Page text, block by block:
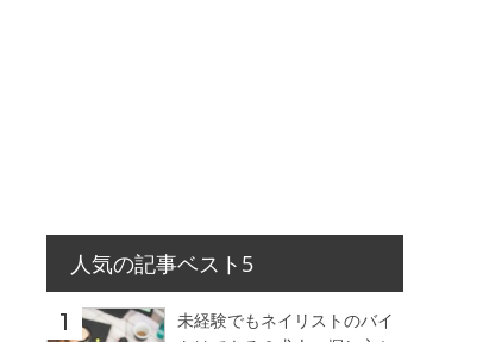
人気の記事ベスト5
未経験でもネイリストのバイ